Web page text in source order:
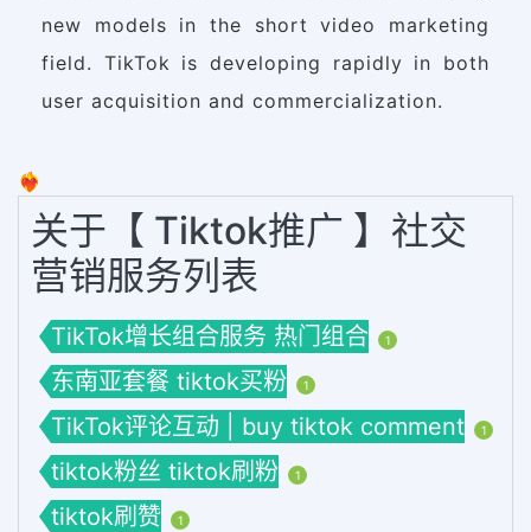
new models in the short video marketing
field. TikTok is developing rapidly in both
user acquisition and commercialization.
❤️‍🔥
关于【 Tiktok推广 】社交
营销服务列表
TikTok增长组合服务 热门组合 1
东南亚套餐 tiktok买粉 1
TikTok评论互动 | buy tiktok comment 1
tiktok粉丝 tiktok刷粉 1
tiktok刷赞 1